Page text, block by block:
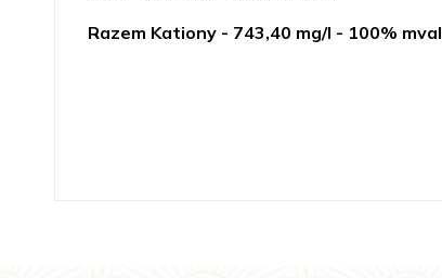
Razem Kationy - 743,40 mg/l - 100% mval